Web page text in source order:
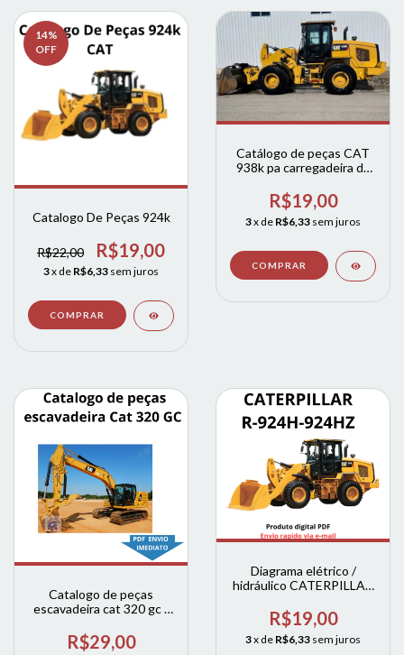
14%
OFF
Catalogo De Peças 924k
R$22,00 R$19,00
3x de R$6,33 sem juros
Catálogo de peças CAT
938k pa carregadeira de
português
R$19,00
3x de R$6,33 sem juros
Catalogo de peças
escavadeira cat 320 gc /
R$29,00
Diagrama elétrico /
hidráulico CATERPILLAR
R$19,00
3x de R$6,33 sem juros